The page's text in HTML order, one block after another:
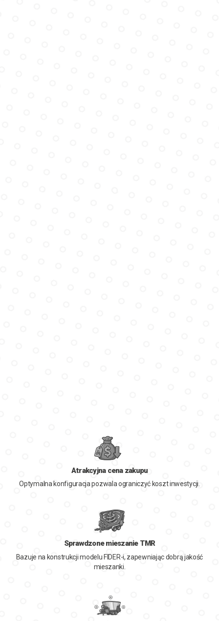
Atrakcyjna cena zakupu
Optymalna konfiguracja pozwala ograniczyć koszt inwestycji.
Sprawdzone mieszanie TMR
Bazuje na konstrukcji modelu FIDER-i, zapewniając dobrą jakość
mieszanki.